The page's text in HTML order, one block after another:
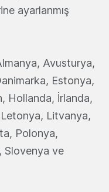
ayarlanmış
Avusturya,
Estonya,
Hollanda, İrlanda,
Letonya, Litvanya,
Polonya,
Slovenya ve